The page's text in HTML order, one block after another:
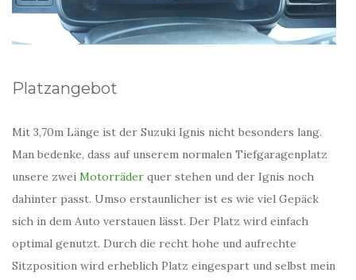
Platzangebot
Mit 3,70m Länge ist der Suzuki Ignis nicht besonders lang.
Man bedenke, dass auf unserem normalen Tiefgaragenplatz
unsere zwei Motorräder quer stehen und der Ignis noch
dahinter passt. Umso erstaunlicher ist es wie viel Gepäck
sich in dem Auto verstauen lässt. Der Platz wird einfach
optimal genutzt. Durch die recht hohe und aufrechte
Sitzposition wird erheblich Platz eingespart und selbst mein